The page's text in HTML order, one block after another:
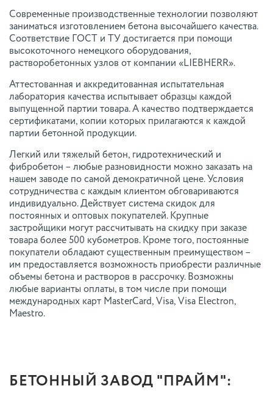
Современные производственные технологии позволяют
заниматься изготовлением бетона высочайшего качества.
Соответствие ГОСТ и ТУ достигается при помощи
высокоточного немецкого оборудования,
растворобетонных узлов от компании «LIEBHERR».
Аттестованная и аккредитованная испытательная
лаборатория качества испытывает образцы каждой
выпущенной партии товара. А качество подтверждается
сертификатами, копии которых прилагаются к каждой
партии бетонной продукции.
Легкий или тяжелый бетон, гидротехнический и
фибробетон – любые разновидности можно заказать на
нашем заводе по самой демократичной цене. Условия
сотрудничества с каждым клиентом обговариваются
индивидуально. Действует система скидок для
постоянных и оптовых покупателей. Крупные
застройщики могут рассчитывать на скидку при заказе
товара более 500 кубометров. Кроме того, постоянные
покупатели обладают существенным преимуществом –
им предоставляется возможность приобрести различные
объемы бетона и растворов в рассрочку. Возможны
любые варианты оплаты, в том числе при помощи
международных карт MasterCard, Visa, Visa Electron,
Maestro.
БЕТОННЫЙ ЗАВОД "ПРАЙМ":